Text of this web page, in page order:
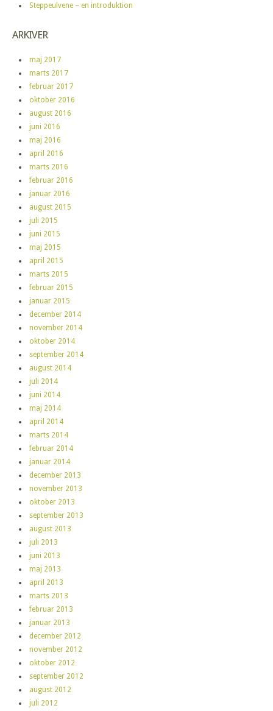
Steppeulvene – en introduktion
ARKIVER
maj 2017
marts 2017
februar 2017
oktober 2016
august 2016
juni 2016
maj 2016
april 2016
marts 2016
februar 2016
januar 2016
august 2015
juli 2015
juni 2015
maj 2015
april 2015
marts 2015
februar 2015
januar 2015
december 2014
november 2014
oktober 2014
september 2014
august 2014
juli 2014
juni 2014
maj 2014
april 2014
marts 2014
februar 2014
januar 2014
december 2013
november 2013
oktober 2013
september 2013
august 2013
juli 2013
juni 2013
maj 2013
april 2013
marts 2013
februar 2013
januar 2013
december 2012
november 2012
oktober 2012
september 2012
august 2012
juli 2012